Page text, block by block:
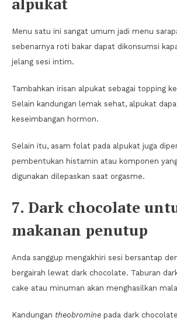
Menu satu ini sangat umum jadi menu
sebenarnya roti bakar dapat dikonsumsi
jelang sesi intim.
Tambahkan irisan alpukat sebagai topping
Selain kandungan lemak sehat, alpukat
keseimbangan hormon.
Selain itu, asam folat pada alpukat juga
pembentukan histamin atau komponen
digunakan dilepaskan saat orgasme.
7. Dark chocolate
makanan penutup
Anda sanggup mengakhiri sesi bersantap
bergairah lewat dark chocolate. Taburan
cake atau minuman akan menghasilkan
Kandungan theobromine pada dark